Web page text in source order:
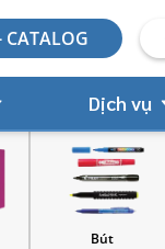
CATALOG
Dịch vụ
Văn phòng phẩm